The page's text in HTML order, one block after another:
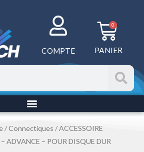
COMPTE
0
PANIER
/Connectiques / ACCESSOIRE
ADVANCE – POUR DISQUE DUR